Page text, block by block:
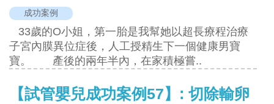
成功案例
33歲的O小姐，第一胎是我幫她以超長療程治療
子宮內膜異位症後，人工授精生下一個健康男寶
寶。 產後的兩年半內，在家積極嘗..
【試管嬰兒成功案例57】: 切除輸卵